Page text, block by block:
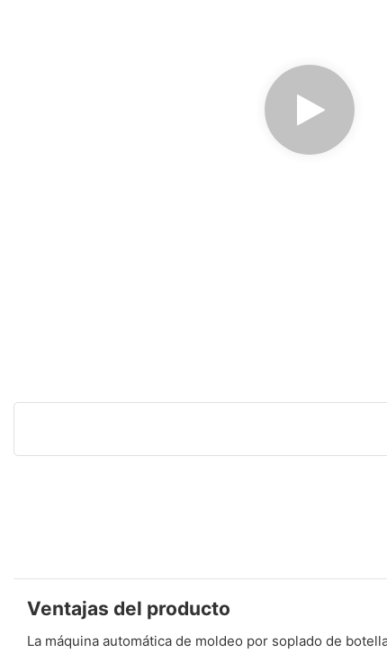
Ventajas del producto
La máquina automática de moldeo por soplado de